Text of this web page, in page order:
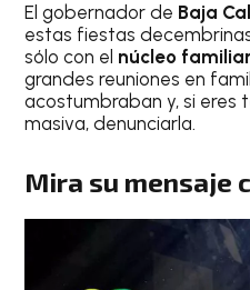
El gobernador de Baja
estas fiestas
sólo con el núcleo
grandes reuniones en
acostumbraban y, si eres
masiva, denunciarla.
Mira su mensaje